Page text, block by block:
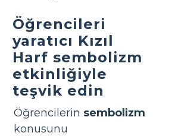
Öğrencileri
yaratıcı Kızıl
Harf sembolizm
etkinliğiyle
teşvik edin
Öğrencilerin sembolizm
konusunu